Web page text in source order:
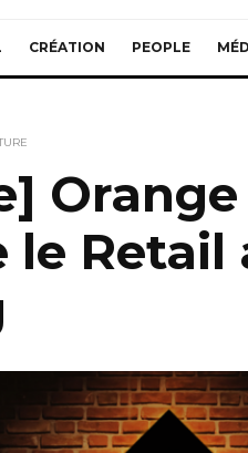
CRÉATION PEOPLE
le Retail